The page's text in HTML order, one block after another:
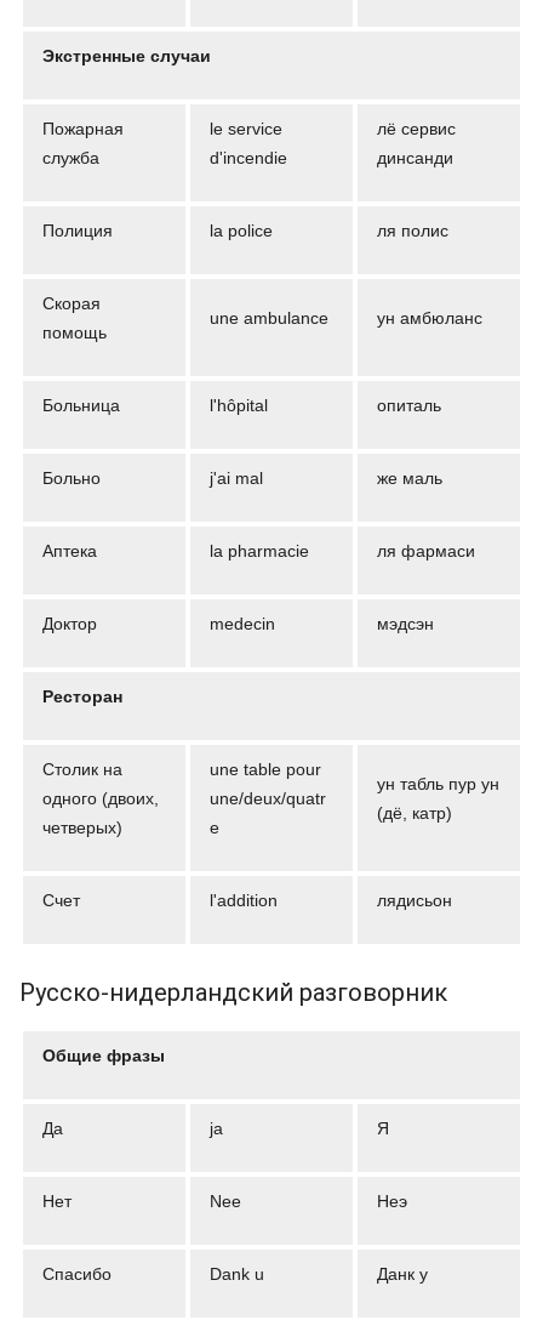
Экстренные случаи
Пожарная
служба
le service
d'incendie
лё сервис
динсанди
Полиция la police ля полис
Скорая
помощь
une ambulance ун амбюланс
Больница l'hôpital опиталь
Больно j'ai mal же маль
Аптека la pharmacie ля фармаси
Доктор medecin мэдсэн
Ресторан
Столик на
одного (двоих,
четверых)
une table pour
une/deux/quatr
e
ун табль пур ун
(дё, катр)
Счет l'addition лядисьон
Русско-нидерландский разговорник
Общие фразы
Да ja Я
Нет Nee Неэ
Спасибо Dank u Данк у